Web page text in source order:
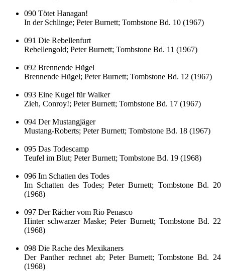
090 Tötet Hanagan!
In der Schlinge; Peter Burnett; Tombstone Bd. 10 (1967)
091 Die Rebellenfurt
Rebellengold; Peter Burnett; Tombstone Bd. 11 (1967)
092 Brennende Hügel
Brennende Hügel; Peter Burnett; Tombstone Bd. 12 (1967)
093 Eine Kugel für Walker
Zieh, Conroy!; Peter Burnett; Tombstone Bd. 17 (1967)
094 Der Mustangjäger
Mustang-Roberts; Peter Burnett; Tombstone Bd. 18 (1967)
095 Das Todescamp
Teufel im Blut; Peter Burnett; Tombstone Bd. 19 (1968)
096 Im Schatten des Todes
Im Schatten des Todes; Peter Burnett; Tombstone Bd. 20
(1968)
097 Der Rächer vom Rio Penasco
Hinter schwarzer Maske; Peter Burnett; Tombstone Bd. 22
(1968)
098 Die Rache des Mexikaners
Der Panther rechnet ab; Peter Burnett; Tombstone Bd. 24
(1968)